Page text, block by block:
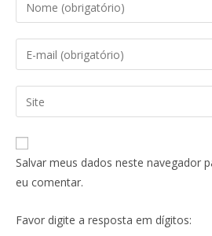
Salvar meus dados neste navegador
eu comentar.
Favor digite a resposta em dígitos: